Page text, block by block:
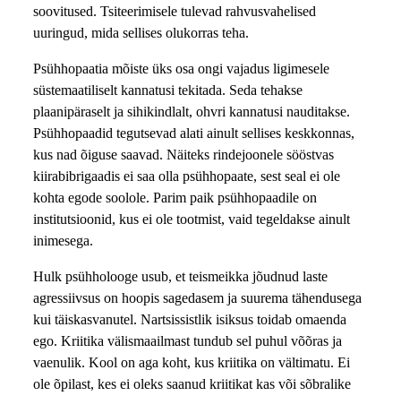
soovitused. Tsiteerimisele tulevad rahvusvahelised
uuringud, mida sellises olukorras teha.
Psühhopaatia mõiste üks osa ongi vajadus ligimesele
süstemaatiliselt kannatusi tekitada. Seda tehakse
plaanipäraselt ja sihikindlalt, ohvri kannatusi nauditakse.
Psühhopaadid tegutsevad alati ainult sellises keskkonnas,
kus nad õiguse saavad. Näiteks rindejoonele sööstvas
kiirabibrigaadis ei saa olla psühhopaate, sest seal ei ole
kohta egode soolole. Parim paik psühhopaadile on
institutsioonid, kus ei ole tootmist, vaid tegeldakse ainult
inimesega.
Hulk psühholooge usub, et teismeikka jõudnud laste
agressiivsus on hoopis sagedasem ja suurema tähendusega
kui täiskasvanutel. Nartsissistlik isiksus toidab omaenda
ego. Kriitika välismaailmast tundub sel puhul võõras ja
vaenulik. Kool on aga koht, kus kriitika on vältimatu. Ei
ole õpilast, kes ei oleks saanud kriitikat kas või sõbralike